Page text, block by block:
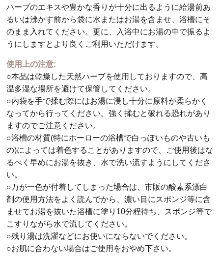
ハーブのエキスや豊かな香りが十分に出るように給湯前あ
るいは沸かす前から袋に水またはお湯を含ませ、浴槽にそ
のまま入れてください。更に、入浴中にお湯の中で振るよ
うにしますとより良くご利用いただけます。
使用上の注意:
○本品は乾燥した天然ハーブを使用しておりますので、高
温多湿な場所を避けて保管してください。
○内袋を手で揉む際にはお湯に浸し十分に原料が柔らかく
なってから行ってください。強く揉むと破れる恐れがあり
ますのでご注意ください。
○浴槽の材質(特にホーローの浴槽で白っぽいものや古いも
の)によっては着色することがありますので、ご使用後はな
るべく早めにお湯を抜き、水で洗い流すようにしてくださ
い。
○万が一色が付着してしまった場合は、市販の酸素系漂白
剤の使用方法をよく読んでから、濃い目にスポンジ等に含
ませてお湯を抜いた浴槽に塗り10分程待ち、スポンジ等で
こすりながら水で流してください。
○残り湯は洗濯などにお使いにならないでください。
○お肌に合わない場合はご使用をおやめ下さい。